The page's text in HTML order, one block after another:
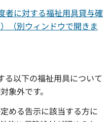
者に対する福祉用具貸与確
（別ウィンドウで開きま
る以下の福祉用具について
象外です。
める告示に該当する方に